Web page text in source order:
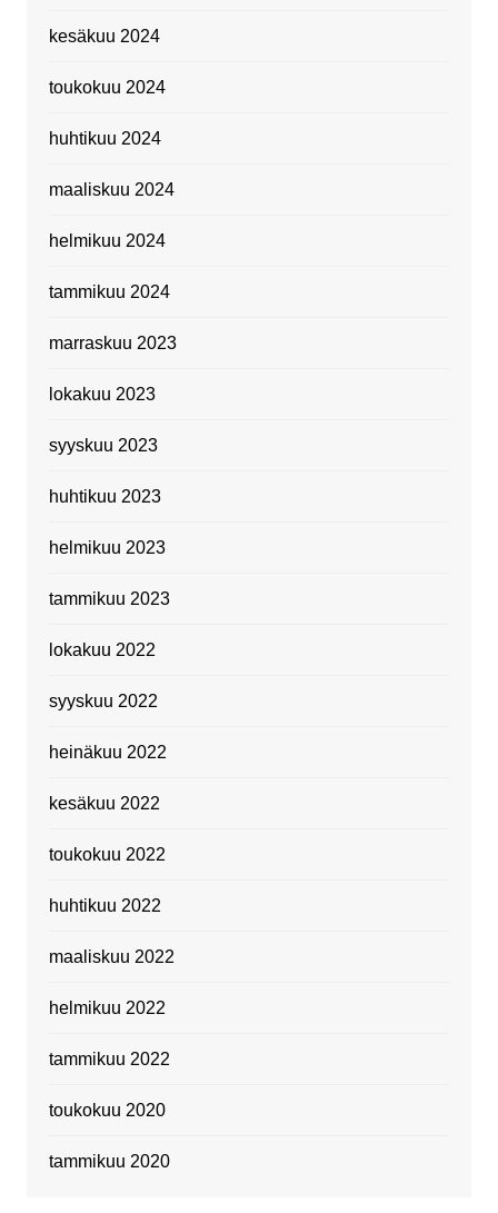
kesäkuu 2024
toukokuu 2024
huhtikuu 2024
maaliskuu 2024
helmikuu 2024
tammikuu 2024
marraskuu 2023
lokakuu 2023
syyskuu 2023
huhtikuu 2023
helmikuu 2023
tammikuu 2023
lokakuu 2022
syyskuu 2022
heinäkuu 2022
kesäkuu 2022
toukokuu 2022
huhtikuu 2022
maaliskuu 2022
helmikuu 2022
tammikuu 2022
toukokuu 2020
tammikuu 2020